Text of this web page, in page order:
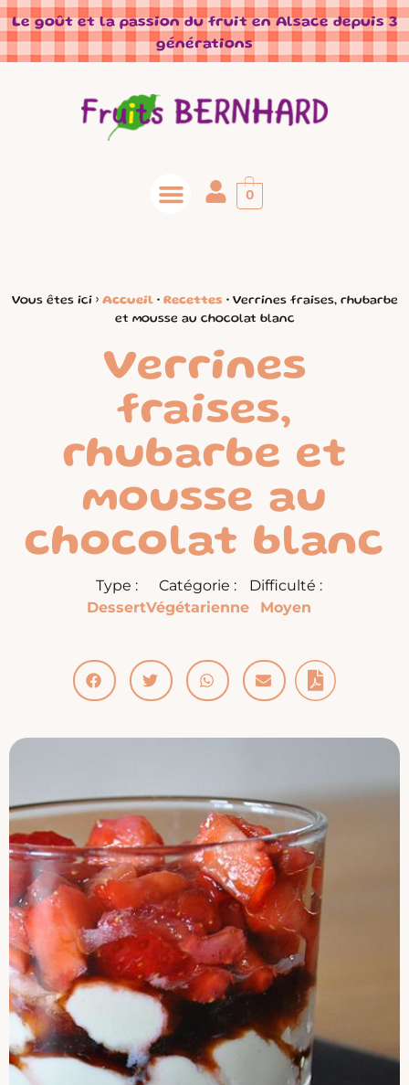
Le goût et la passion du fruit en Alsace depuis 3
générations
0
Vous êtes ici › Accueil• Recettes • Verrines fraises, rhubarbe
et mousse au chocolat blanc
Verrines
fraises,
rhubarbe et
mousse au
chocolat blanc
Type :
Dessert
Catégorie :
Végétarienne
Difficulté :
Moyen
Panneau de gestion des cookies